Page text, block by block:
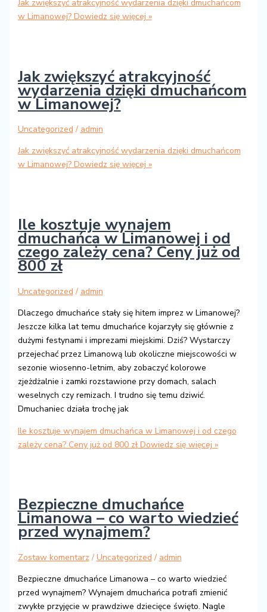
Jak zwiększyć atrakcyjność wydarzenia dzięki dmuchańcom
w Limanowej?Dowiedz się więcej »
Jak zwiększyć atrakcyjność
wydarzenia dzięki dmuchańcom
w Limanowej?
Uncategorized / admin
Jak zwiększyć atrakcyjność wydarzenia dzięki dmuchańcom
w Limanowej?Dowiedz się więcej »
Ile kosztuje wynajem
dmuchańca w Limanowej i od
czego zależy cena? Ceny już od
800 zł
Uncategorized / admin
Dlaczego dmuchańce stały się hitem imprez w Limanowej?
Jeszcze kilka lat temu dmuchańce kojarzyły się głównie z
dużymi festynami i imprezami miejskimi. Dziś? Wystarczy
przejechać przez Limanową lub okoliczne miejscowości w
sezonie wiosenno-letnim, aby zobaczyć kolorowe
zjeżdżalnie i zamki rozstawione przy domach, salach
weselnych czy remizach. I trudno się temu dziwić.
Dmuchaniec działa trochę jak
Ile kosztuje wynajem dmuchańca w Limanowej i od czego
zależy cena? Ceny już od 800 złDowiedz się więcej »
Bezpieczne dmuchańce
Limanowa – co warto wiedzieć
przed wynajmem?
Zostaw komentarz / Uncategorized / admin
Bezpieczne dmuchańce Limanowa – co warto wiedzieć
przed wynajmem? Wynajem dmuchańca potrafi zmienić
zwykłe przyjęcie w prawdziwe dziecięce święto. Nagle